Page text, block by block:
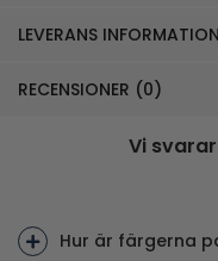
LEVERANS INFORMATION
RECENSIONER (0)
Vi
Hur är färgerna